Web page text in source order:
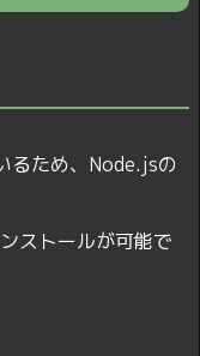
るため、Node.jsの
ストールが可能で